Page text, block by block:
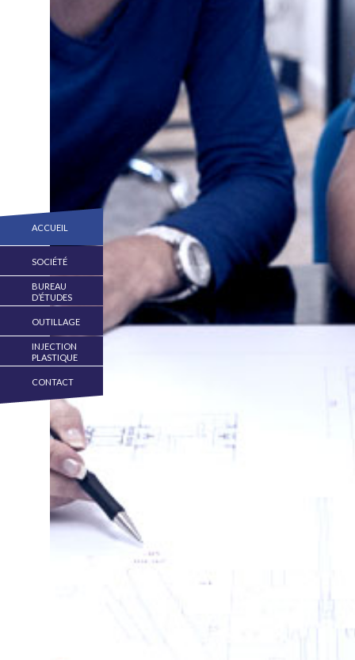
ACCUEIL
SOCIÉTÉ
BUREAU
D’ÉTUDES
OUTILLAGE
INJECTION
PLASTIQUE
CONTACT